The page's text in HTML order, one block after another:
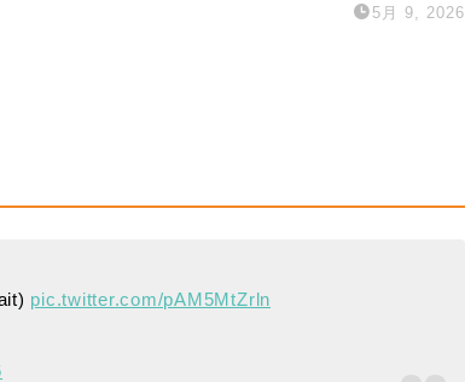
5月 9, 2026
pic.twitter.com/pAM5MtZrln